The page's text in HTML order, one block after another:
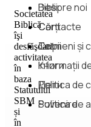
Societatea
Biblică
îşi
desfăşoară
activitatea
în
baza
Statutului
SBM
și
în
Biblii
Cărți
Copii
Книги
Дети
Suvenire
Despre noi
Contacte
Termeni și
Informații
Politica de
Politica de